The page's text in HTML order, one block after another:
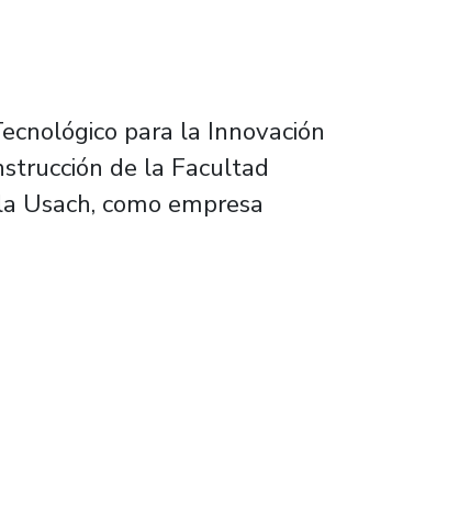
para la Innovación
de la Facultad
Usach, como empresa
grises y construcción sustentable